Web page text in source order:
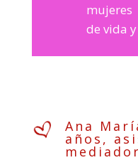
mujeres
de vida
Ana
años,